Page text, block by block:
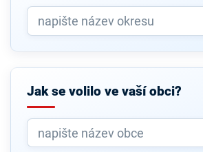
Jak se volilo ve vaší obci?